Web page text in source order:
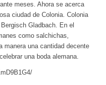
meses. Ahora se acerca
ciudad de Colonia. Colonia
Gladbach. En el
como salchichas,
manera una cantidad decente
una boda alemana.